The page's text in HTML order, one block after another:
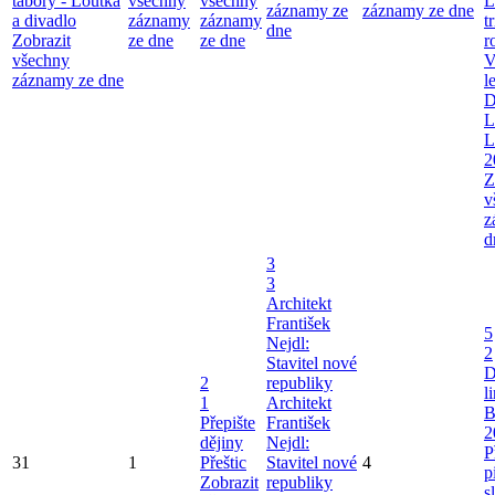
a divadlo
Zobrazit
všechny
záznamy ze dne
záznamy
ze dne
záznamy
ze dne
záznamy ze
dne
záznamy ze dne
31 1
2
1
Přepište
dějiny
Přeštic
Zobrazit
3
3
Architekt
František
Nejdl:
Stavitel nové
republiky
Architekt
František
Nejdl:
Stavitel nové
republiky
4
5
2